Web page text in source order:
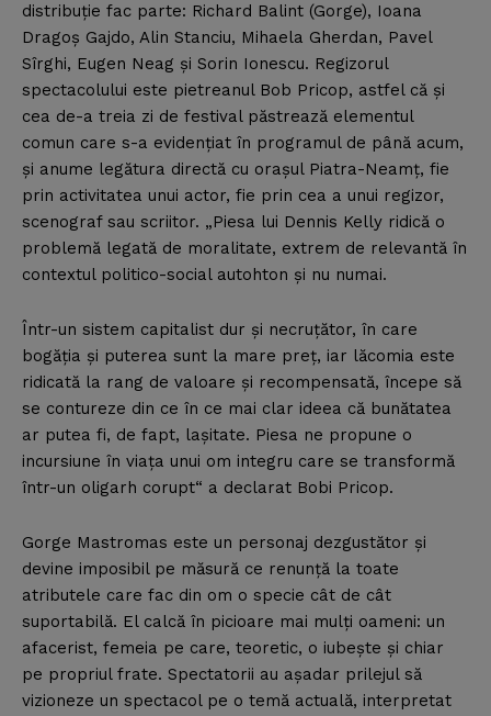
distribuţie fac parte: Richard Balint (Gorge), Ioana
Dragoş Gajdo, Alin Stanciu, Mihaela Gherdan, Pavel
Sîrghi, Eugen Neag şi Sorin Ionescu. Regizorul
spectacolului este pietreanul Bob Pricop, astfel că şi
cea de-a treia zi de festival păstrează elementul
comun care s-a evidenţiat în programul de până acum,
şi anume legătura directă cu oraşul Piatra-Neamţ, fie
prin activitatea unui actor, fie prin cea a unui regizor,
scenograf sau scriitor. „Piesa lui Dennis Kelly ridică o
problemă legată de moralitate, extrem de relevantă în
contextul politico-social autohton şi nu numai.
Într-un sistem capitalist dur şi necruţător, în care
bogăţia şi puterea sunt la mare preţ, iar lăcomia este
ridicată la rang de valoare şi recompensată, începe să
se contureze din ce în ce mai clar ideea că bunătatea
ar putea fi, de fapt, laşitate. Piesa ne propune o
incursiune în viaţa unui om integru care se transformă
într-un oligarh corupt“ a declarat Bobi Pricop.
Gorge Mastromas este un personaj dezgustător şi
devine imposibil pe măsură ce renunţă la toate
atributele care fac din om o specie cât de cât
suportabilă. El calcă în picioare mai mulţi oameni: un
afacerist, femeia pe care, teoretic, o iubeşte şi chiar
pe propriul frate. Spectatorii au aşadar prilejul să
vizioneze un spectacol pe o temă actuală, interpretat